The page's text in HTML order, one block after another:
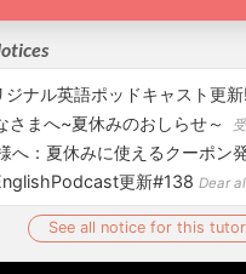
ジナル英語ポッドキャスト更新
さまへ~夏休みのおしらせ～ 受講生の皆
へ：夏休みに使えるクーポン
更新#138 Dear all,Hello! I've just
See all notice for this